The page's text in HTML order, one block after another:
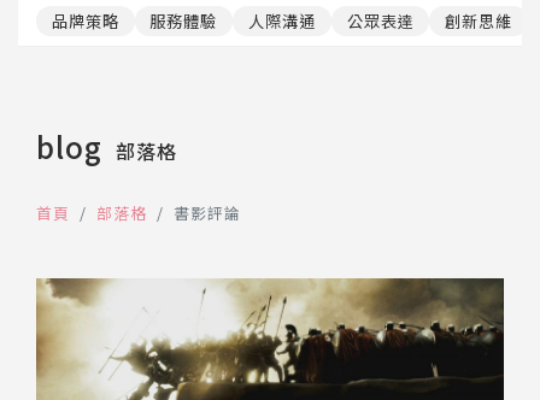
嚴選商品
它站開課
品牌顧問
創意活動企劃力
服務體驗設計課
學員推薦
媒體報導
維觀點Vision
品牌策略 服務體驗 人際溝通 公眾表達 創新思維
blog 部落格
首頁 部落格 書影評論